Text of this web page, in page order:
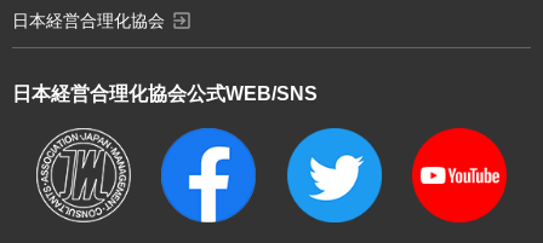
日本経営合理化協会公式WEB/SNS
日本経営合理化協会 exit_to_app